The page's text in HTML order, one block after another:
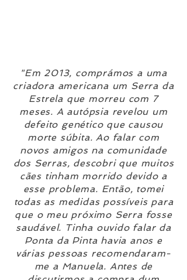
"Em 2013, comprámos a uma
criadora americana um Serra da
Estrela que morreu com 7
meses. A autópsia revelou um
defeito genético que causou
morte súbita. Ao falar com
novos amigos na comunidade
dos Serras, descobri que muitos
cães tinham morrido devido a
esse problema. Então, tomei
todas as medidas possíveis para
que o meu próximo Serra fosse
saudável. Tinha ouvido falar da
Ponta da Pinta havia anos e
várias pessoas recomendaram-
me a Manuela. Antes de